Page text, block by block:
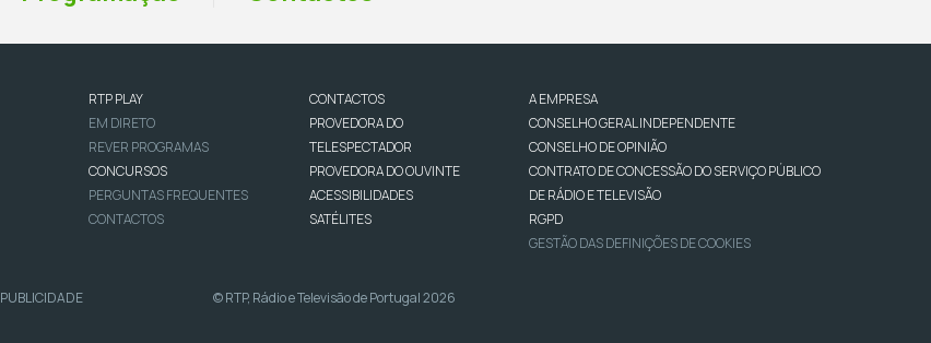
RTP PLAY
EM DIRETO
REVER PROGRAMAS
CONCURSOS
PERGUNTAS FREQUENTES
CONTACTOS
CONTACTOS
PROVEDORA DO
TELESPECTADOR
PROVEDORA DO OUVINTE
ACESSIBILIDADES
SATÉLITES
A EMPRESA
CONSELHO GERAL INDEPENDENTE
CONSELHO DE OPINIÃO
CONTRATO DE CONCESSÃO DO SERVIÇO PÚBLICO
DE RÁDIO E TELEVISÃO
RGPD
GESTÃO DAS DEFINIÇÕES DE COOKIES
PUBLICIDADE © RTP, Rádio e Televisão de Portugal 2026